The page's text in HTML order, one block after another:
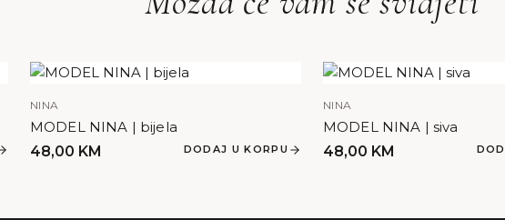
NINA
MODEL NINA | bijela
48,00 KM DODAJ U KORPU
NINA
MODEL NINA | siva
48,00 KM